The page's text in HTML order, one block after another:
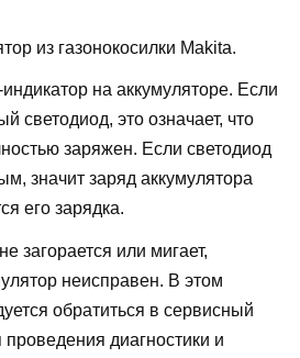
из газонокосилки Makita.
на аккумуляторе. Если
светодиод, это означает, что
заряжен. Если светодиод
значит заряд аккумулятора
его зарядка.
загорается или мигает,
неисправен. В этом
обратиться в сервисный
диагностики и